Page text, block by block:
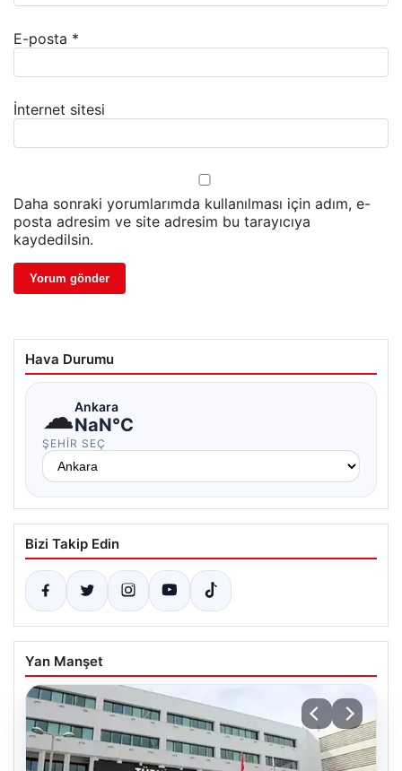
E-posta *
İnternet sitesi
Daha sonraki yorumlarımda kullanılması için adım, e-
posta adresim ve site adresim bu tarayıcıya
kaydedilsin.
Hava Durumu
☁Ankara
NaN°C
ŞEHIR SEÇ
Bizi Takip Edin
Yan Manşet